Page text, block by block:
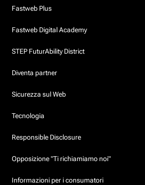
Fastweb Plus
Fastweb Digital Academy
STEP FuturAbility District
Diventa partner
Sicurezza sul Web
Tecnologia
Responsible Disclosure
Opposizione "Ti richiamiamo noi"
Informazioni per i consumatori